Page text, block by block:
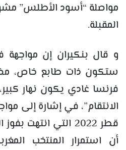
مواصلة “أسود الأطلس”
المقبلة.
و قال بنكيران إن مواجهة
ستكون ذات طابع خاص،
فرنسا غادي يكون نهار
الانتقام”، في إشارة إلى
قطر 2022 التي
أن استمرار المنتخب